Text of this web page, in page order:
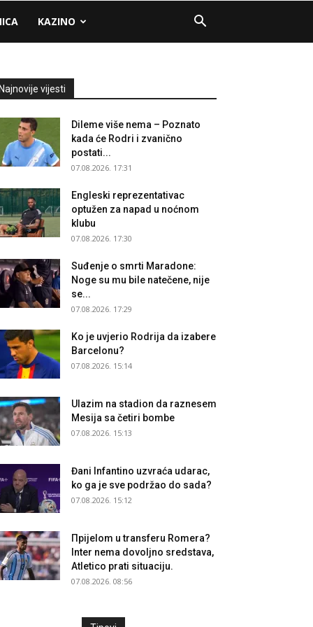
KAZINO
Najnovije vijesti
Dileme više nema – Poznato
kada će Rodri i zvanično
postati...
07.08.2026. 17:31
Engleski reprezentativac
optužen za napad u noćnom
klubu
07.08.2026. 17:30
Suđenje o smrti Maradone:
Noge su mu bile natečene, nije
se...
07.08.2026. 17:29
Ko je uvjerio Rodrija da izabere
Barcelonu?
07.08.2026. 15:14
Ulazim na stadion da raznesem
Mesija sa četiri bombe
07.08.2026. 15:13
Đani Infantino uzvraća udarac,
ko ga je sve podržao do sada?
07.08.2026. 15:12
Прijelom u transferu Romera?
Inter nema dovoljno sredstava,
Atletico prati situaciju.
07.08.2026. 08:56